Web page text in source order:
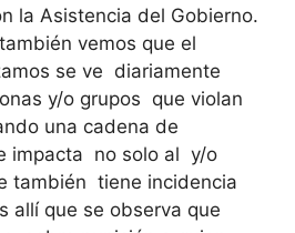
la Asistencia del Gobierno.
vemos que el
se ve diariamente
y/o grupos que violan
una cadena de
impacta no solo al y/o
también tiene incidencia
allí que se observa que